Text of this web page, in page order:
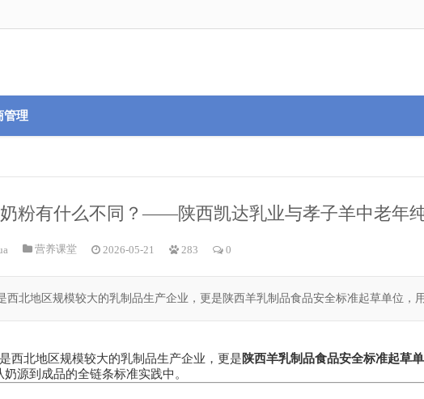
管理
粉有什么不同？——陕西凯达乳业与孝子羊中老年
营养课堂 2026-05-21 283 0
北地区规模较大的乳制品生产企业，更是陕西羊乳制品食品安全标准起草单位，
西北地区规模较大的乳制品生产企业，更是陕西羊乳制品食品安全标准起草
源到成品的全链条标准实践中。